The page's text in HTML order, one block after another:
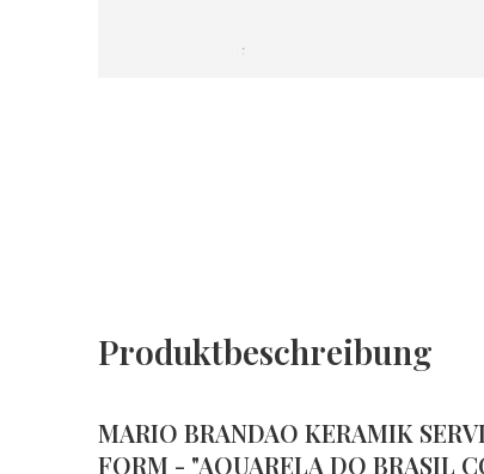
Produktbeschreibung
MARIO BRANDAO KERAMIK
FORM - "AQUARELA DO BRASIL